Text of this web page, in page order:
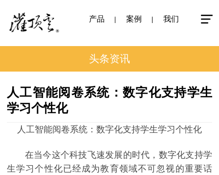
产品 案例 我们
头条资讯
人工智能阅卷系统：数字化支持学生
学习个性化
人工智能阅卷系统：数字化支持学生学习个性化
在当今这个科技飞速发展的时代，数字化支持学
生学习个性化已经成为教育领域不可忽视的重要话